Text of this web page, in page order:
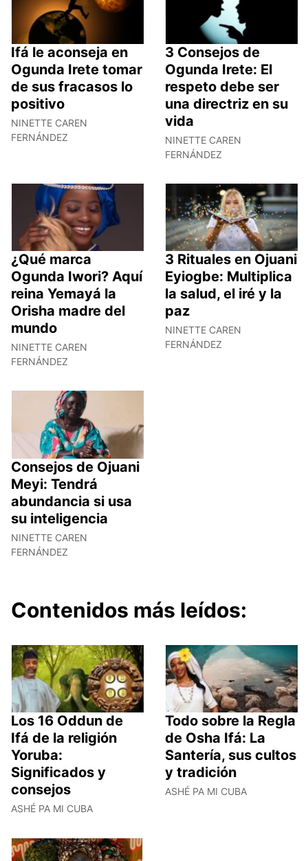
Ifá le aconseja en
Ogunda Irete tomar
de sus fracasos lo
positivo
NINETTE CAREN
FERNÁNDEZ
3 Consejos de
Ogunda Irete: El
respeto debe ser
una directriz en su
vida
NINETTE CAREN
FERNÁNDEZ
¿Qué marca
Ogunda Iwori? Aquí
reina Yemayá la
Orisha madre del
mundo
NINETTE CAREN
FERNÁNDEZ
3 Rituales en Ojuani
Eyiogbe: Multiplica
la salud, el iré y la
paz
NINETTE CAREN
FERNÁNDEZ
Consejos de Ojuani
Meyi: Tendrá
abundancia si usa
su inteligencia
NINETTE CAREN
FERNÁNDEZ
Contenidos más leídos:
Los 16 Oddun de
Ifá de la religión
Yoruba:
Significados y
consejos
ASHÉ PA MI CUBA
Todo sobre la Regla
de Osha Ifá: La
Santería, sus cultos
y tradición
ASHÉ PA MI CUBA